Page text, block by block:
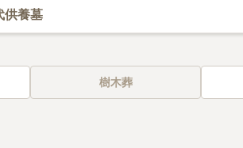
供養墓
樹木葬